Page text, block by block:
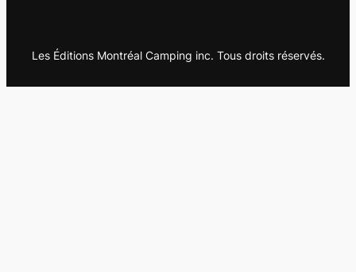
Les Éditions Montréal Camping inc. Tous droits réservés.